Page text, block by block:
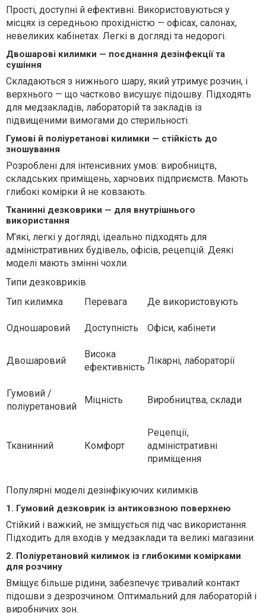
Прості, доступні й ефективні. Використовуються у
місцях із середньою прохідністю — офісах, салонах,
невеликих кабінетах. Легкі в догляді та недорогі.
Двошарові килимки — поєднання дезінфекції та
сушіння
Складаються з нижнього шару, який утримує розчин, і
верхнього — що частково висушує підошву. Підходять
для медзакладів, лабораторій та закладів із
підвищеними вимогами до стерильності.
Гумові й поліуретанові килимки — стійкість до
зношування
Розроблені для інтенсивних умов: виробництв,
складських приміщень, харчових підприємств. Мають
глибокі комірки й не ковзають.
Тканинні дезковрики — для внутрішнього
використання
М’які, легкі у догляді, ідеально підходять для
адміністративних будівель, офісів, рецепцій. Деякі
моделі мають змінні чохли.
Типи дезковриків
Тип килимка
Перевага Де використовують
Одношаровий Доступність Офіси, кабінети
Двошаровий
Висока
ефективність
Лікарні, лабораторії
Гумовий /
поліуретановий
Міцність Виробництва, склади
Тканинний Комфорт
Рецепції,
адміністративні
приміщення
Популярні моделі дезінфікуючих килимків
1. Гумовий дезковрик із антиковзною поверхнею
Стійкий і важкий, не зміщується під час використання.
Підходить для входів у медзаклади та великі магазини.
2. Поліуретановий килимок із глибокими комірками
для розчину
Вміщує більше рідини, забезпечує тривалий контакт
підошви з дезрозчином. Оптимальний для лабораторій і
виробничих зон.